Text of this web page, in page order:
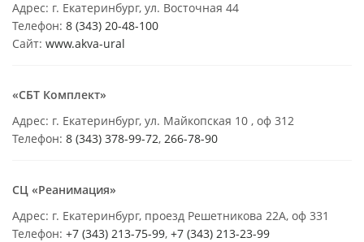
Адрес: г. Екатеринбург, ул. Восточная 44
Телефон: 8 (343) 20-48-100
Сайт: www.akva-ural
«СБТ Комплект»
Адрес: г. Екатеринбург, ул. Майкопская 10 , оф 312
Телефон: 8 (343) 378-99-72, 266-78-90
СЦ «Реанимация»
Адрес: г. Екатеринбург, проезд Решетникова 22А, оф 331
Телефон: +7 (343) 213-75-99, +7 (343) 213-23-99